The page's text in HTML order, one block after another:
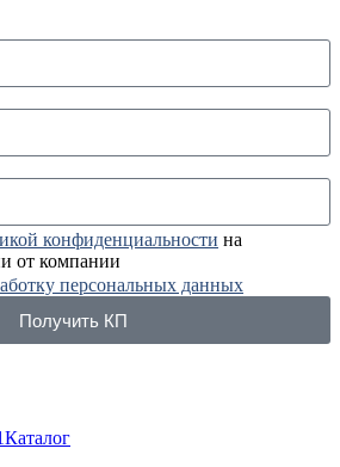
конфиденциальности на
от компании
персональных данных
Получить КП
Каталог